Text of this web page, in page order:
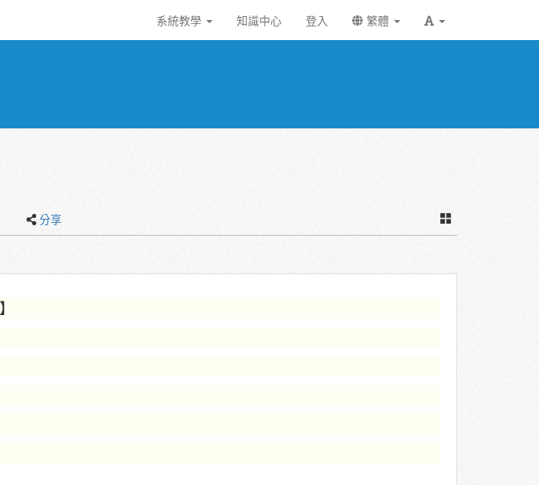
系統教學 知識中心 登入 繁體
分享
】